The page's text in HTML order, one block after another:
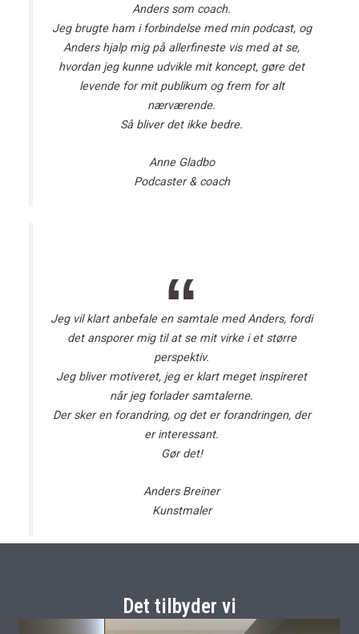
Anders som coach.
Jeg brugte ham i forbindelse med min podcast, og
Anders hjalp mig på allerfineste vis med at se,
hvordan jeg kunne udvikle mit koncept, gøre det
levende for mit publikum og frem for alt
nærværende.
Så bliver det ikke bedre.
Anne Gladbo
Podcaster & coach
Jeg vil klart anbefale en samtale med Anders, fordi
det ansporer mig til at se mit virke i et større
perspektiv.
Jeg bliver motiveret, jeg er klart meget inspireret
når jeg forlader samtalerne.
Der sker en forandring, og det er forandringen, der
er interessant.
Gør det!
Anders Breiner
Kunstmaler
Det tilbyder vi